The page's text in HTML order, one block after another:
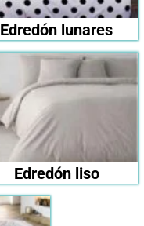
Edredón lunares
Edredón liso